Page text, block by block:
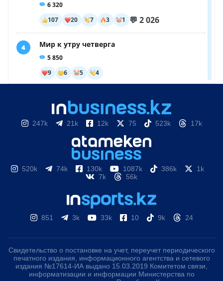
247k 21k 12k 75 523k 17k
520k 74k 130k 1087k 386k
1k
7k
56k
851 3k 33k 10 9k 24
Свидетельство о постановке на учет, переучет периодического
печатного издания, информационного агентства и сетевого
издания №17614-ИА выдано 15.03.2019 Комитетом связи,
информатизации и информации Министерства по